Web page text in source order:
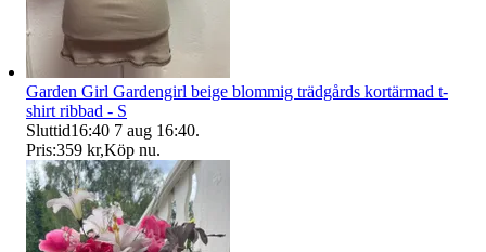
Garden Girl Gardengirl beige blommig trädgårds kortärmad t-
shirt ribbad - S
Sluttid16:40 7 aug 16:40.
Pris:359 kr,Köp nu.